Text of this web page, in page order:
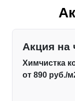
Акция на
Химчистка
от 890 руб./